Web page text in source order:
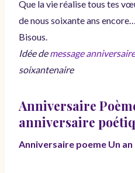
Que la vie réalise tous tes
de nous soixante ans encore…
Bisous.
Idée demessage
soixantenaire
Anniversaire
anniversaire
Anniversaire poeme Un an